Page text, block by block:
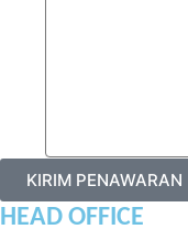
KIRIM PENAWARAN
HEAD OFFICE